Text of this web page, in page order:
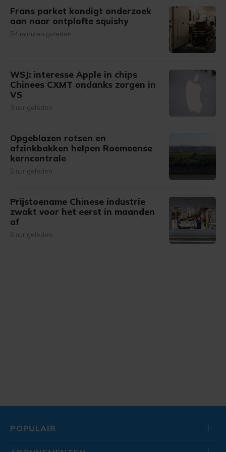
Frans parket kondigt onderzoek
aan naar ontplofte squishy
54 minuten geleden
WSJ: interesse Apple in chips
Chinees CXMT ondanks zorgen in
VS
3 uur geleden
Opgeblazen rotsen en
afzinkbakken helpen Roemeense
kerncentrale
5 uur geleden
Prijstoename Chinese industrie
zwakt voor het eerst in maanden
af
6 uur geleden
POPULAIR